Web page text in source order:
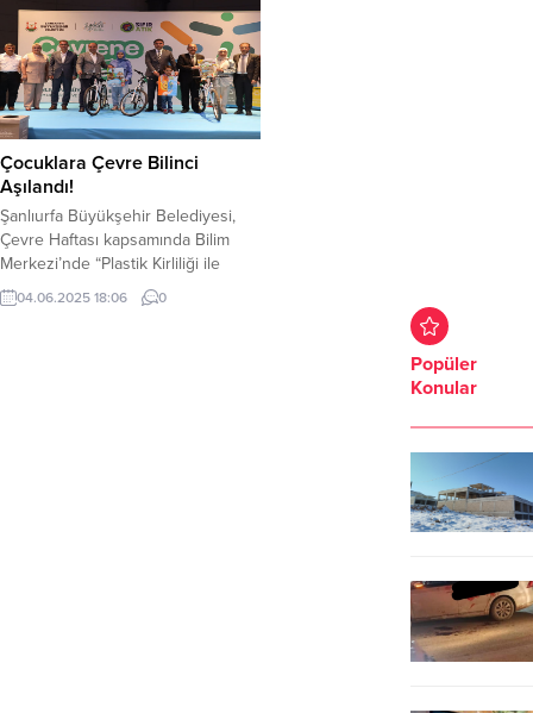
Çocuklara Çevre Bilinci
Aşılandı!
Şanlıurfa Büyükşehir Belediyesi,
Çevre Haftası kapsamında Bilim
Merkezi’nde “Plastik Kirliliği ile
Mücadele” temalı bir etkinlik
düzenledi. “Çevrene İyi Bak”
04.06.2025 18:06 0
Popüler
Konular